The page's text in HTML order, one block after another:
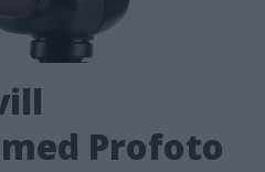
Profoto